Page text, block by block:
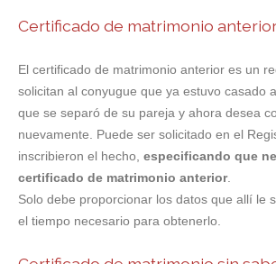
Certificado de matrimonio
El certificado de matrimonio anterior es un
solicitan al conyugue que ya estuvo casado
que se separó de su pareja y ahora desea
nuevamente. Puede ser solicitado en el
inscribieron el hecho, especificando que
certificado de matrimonio anterior.
Solo debe proporcionar los datos que allí le
el tiempo necesario para obtenerlo.